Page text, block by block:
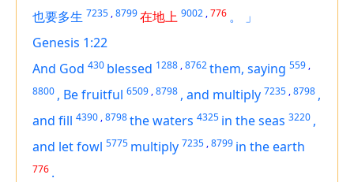
也要多生 7235 ,8799在地上 9002 ,776 。
」
Genesis 1:22
And God 430 blessed 1288 ,8762them, saying 559 ,
8800 , Be fruitful 6509 ,8798 , and multiply 7235 ,8798 ,
and fill 4390 ,8798the waters 4325 in the seas 3220 ,
and let fowl 5775 multiply 7235 ,8799 in the earth
776 .